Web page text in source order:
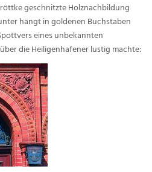
geschnitzte Holznachbildung
hängt in goldenen Buchstaben
eines unbekannten
die Heiligenhafener lustig machte: